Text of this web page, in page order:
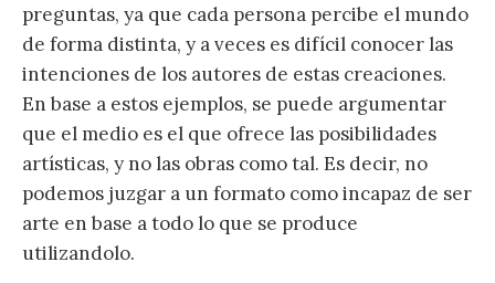
preguntas, ya que cada persona percibe el mundo
de forma distinta, y a veces es difícil conocer las
intenciones de los autores de estas creaciones.
En base a estos ejemplos, se puede argumentar
que el medio es el que ofrece las posibilidades
artísticas, y no las obras como tal. Es decir, no
podemos juzgar a un formato como incapaz de ser
arte en base a todo lo que se produce
utilizandolo.